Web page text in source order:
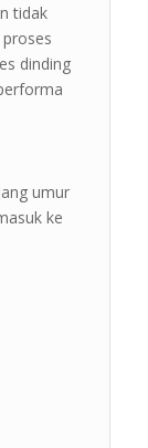
tidak
dinding
umur
ke